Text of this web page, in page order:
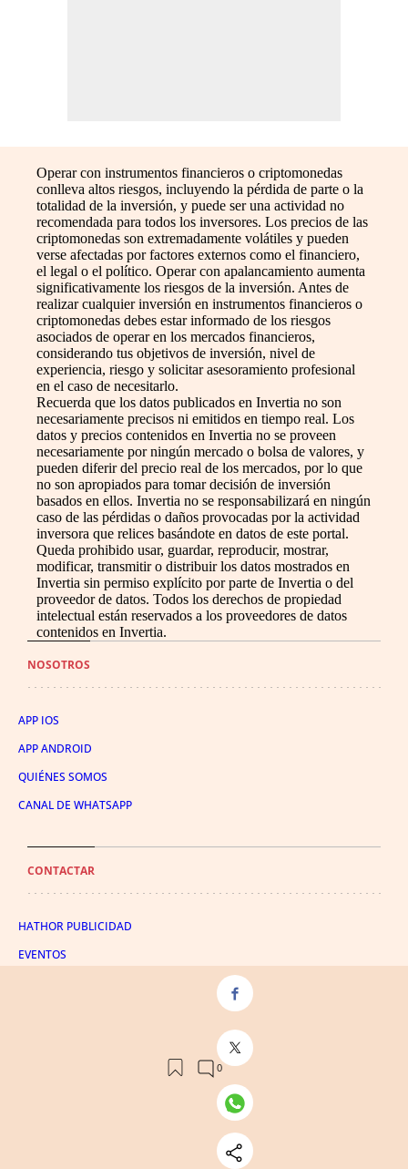
Operar con instrumentos financieros o criptomonedas
conlleva altos riesgos, incluyendo la pérdida de parte o la
totalidad de la inversión, y puede ser una actividad no
recomendada para todos los inversores. Los precios de las
criptomonedas son extremadamente volátiles y pueden
verse afectadas por factores externos como el financiero,
el legal o el político. Operar con apalancamiento aumenta
significativamente los riesgos de la inversión. Antes de
realizar cualquier inversión en instrumentos financieros o
criptomonedas debes estar informado de los riesgos
asociados de operar en los mercados financieros,
considerando tus objetivos de inversión, nivel de
experiencia, riesgo y solicitar asesoramiento profesional
en el caso de necesitarlo.
Recuerda que los datos publicados en Invertia no son
necesariamente precisos ni emitidos en tiempo real. Los
datos y precios contenidos en Invertia no se proveen
necesariamente por ningún mercado o bolsa de valores, y
pueden diferir del precio real de los mercados, por lo que
no son apropiados para tomar decisión de inversión
basados en ellos. Invertia no se responsabilizará en ningún
caso de las pérdidas o daños provocadas por la actividad
inversora que relices basándote en datos de este portal.
Queda prohibido usar, guardar, reproducir, mostrar,
modificar, transmitir o distribuir los datos mostrados en
Invertia sin permiso explícito por parte de Invertia o del
proveedor de datos. Todos los derechos de propiedad
intelectual están reservados a los proveedores de datos
contenidos en Invertia.
NOSOTROS
APP IOS
APP ANDROID
QUIÉNES SOMOS
CANAL DE WHATSAPP
CONTACTAR
HATHOR PUBLICIDAD
EVENTOS